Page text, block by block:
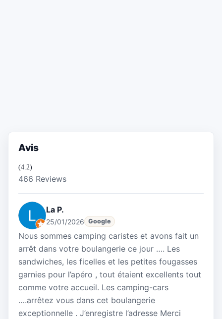
Avis
(4.2)
466 Reviews
La P.
25/01/2026 Google
Nous sommes camping caristes et avons fait un
arrêt dans votre boulangerie ce jour …. Les
sandwiches, les ficelles et les petites fougasses
garnies pour l’apéro , tout étaient excellents tout
comme votre accueil. Les camping-cars
….arrêtez vous dans cet boulangerie
exceptionnelle . J’enregistre l’adresse Merci